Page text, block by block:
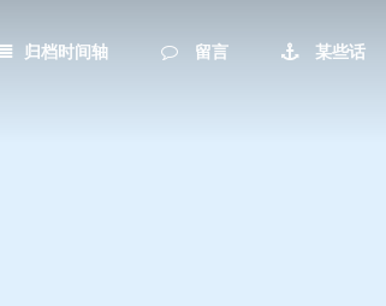
归档时间轴 留言 某些话